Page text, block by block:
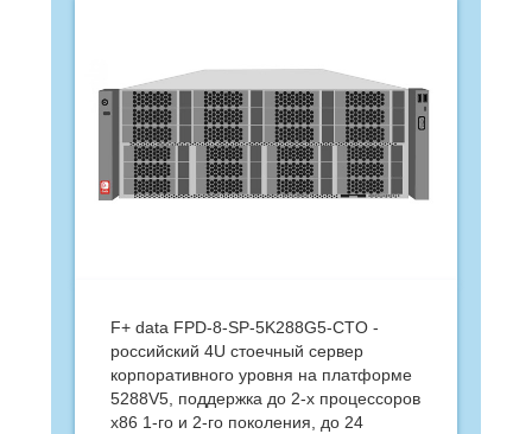
F+ data FPD-8-SP-5K288G5-CTO -
российский 4U стоечный сервер
корпоративного уровня на платформе
5288V5, поддержка до 2-х процессоров
x86 1-го и 2-го поколения, до 24